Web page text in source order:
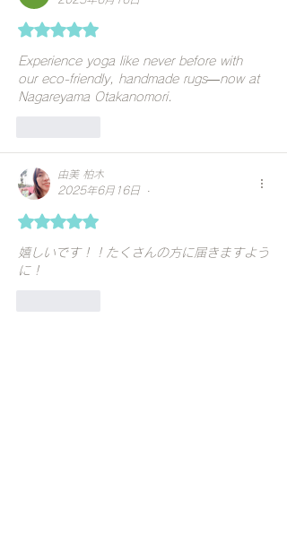
5つ星のうち5と評価されています。
Experience yoga like never before with
our eco-friendly, handmade rugs—now at
Nagareyama Otakanomori.
由美 柏木
2025年6月16日
•
5つ星のうち5と評価されています。
嬉しいです！！たくさんの方に届きますよう
に！